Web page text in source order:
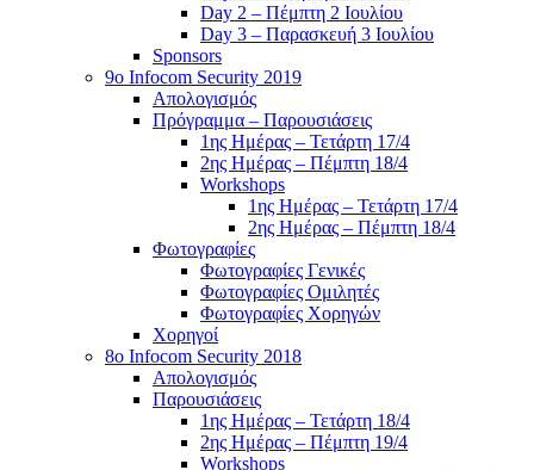
Day 2 – Πέμπτη 2 Ιουλίου
Day 3 – Παρασκευή 3 Ιουλίου
Sponsors
9ο Infocom Security 2019
Απολογισμός
Πρόγραμμα – Παρουσιάσεις
1ης Ημέρας – Τετάρτη 17/4
2ης Ημέρας – Πέμπτη 18/4
Workshops
1ης Ημέρας – Τετάρτη 17/4
2ης Ημέρας – Πέμπτη 18/4
Φωτογραφίες
Φωτογραφίες Γενικές
Φωτογραφίες Ομιλητές
Φωτογραφίες Χορηγών
Χορηγοί
8ο Infocom Security 2018
Απολογισμός
Παρουσιάσεις
1ης Ημέρας – Τετάρτη 18/4
2ης Ημέρας – Πέμπτη 19/4
Workshops